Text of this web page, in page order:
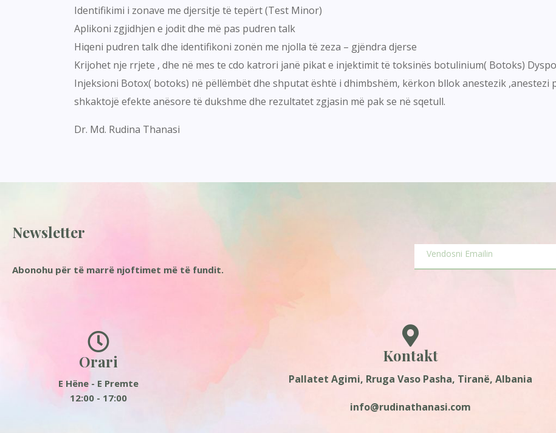
Identifikimi i zonave me djersitje të tepërt (Test Minor)
Aplikoni zgjidhjen e jodit dhe më pas pudren talk
Hiqeni pudren talk dhe identifikoni zonën me njolla të zeza – gjëndra djerse
Krijohet nje rrjete , dhe në mes te cdo katrori janë pikat e injektimit të toksinës botulinium( Botoks)
Injeksioni Botox( botoks) në pëllëmbët dhe shputat është i dhimbshëm, kërkon bllok anestezik ,anestezi
shkaktojë efekte anësore të dukshme dhe rezultatet zgjasin më pak se në sqetull.
Dr. Md. Rudina Thanasi
Newsletter
Abonohu për të marrë njoftimet më të fundit.
Orari
E Hëne - E Premte
12:00 - 17:00
Kontakt
Pallatet Agimi, Rruga Vaso Pasha, Tiranë, Albania
info@rudinathanasi.com